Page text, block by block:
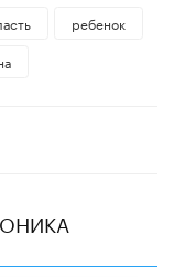
ребенок